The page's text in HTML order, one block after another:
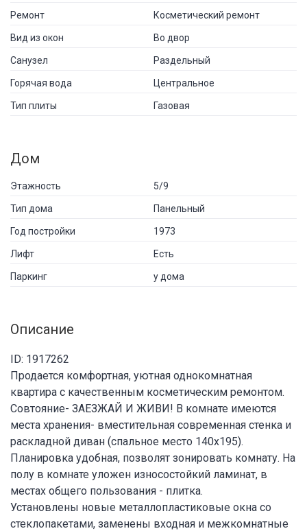
Ремонт Косметический ремонт
Вид из окон Во двор
Санузел Раздельный
Горячая вода Центральное
Тип плиты Газовая
Дом
Этажность 5/9
Тип дома Панельный
Год постройки 1973
Лифт Есть
Паркинг у дома
Описание
ID: 1917262
Продается комфортная, уютная однокомнатная
квартира с качественным косметическим ремонтом.
Совтояние- ЗАЕЗЖАЙ И ЖИВИ! В комнате имеются
места хранения- вместительная современная стенка и
раскладной диван (спальное место 140х195).
Планировка удобная, позволят зонировать комнату. На
полу в комнате уложен износостойкий ламинат, в
местах общего пользования - плитка.
Установлены новые металлопластиковые окна со
стеклопакетами, заменены входная и межкомнатные